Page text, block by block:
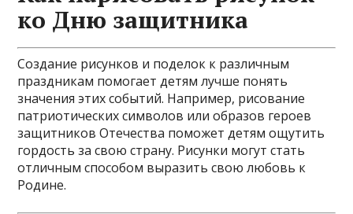
ко Дню защитника
Создание рисунков и поделок к различным
праздникам помогает детям лучше понять
значения этих событий. Например, рисование
патриотических символов или образов героев
защитников Отечества поможет детям ощутить
гордость за свою страну. Рисунки могут стать
отличным способом выразить свою любовь к
Родине.